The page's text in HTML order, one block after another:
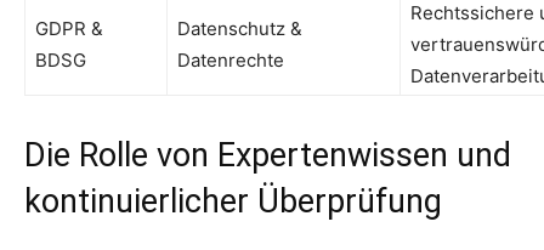
GDPR &
BDSG
Datenschutz &
Datenrechte
Rechtssichere
Die Rolle von Expertenwissen und
kontinuierlicher Überprüfung